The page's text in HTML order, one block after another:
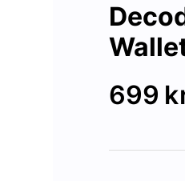
699